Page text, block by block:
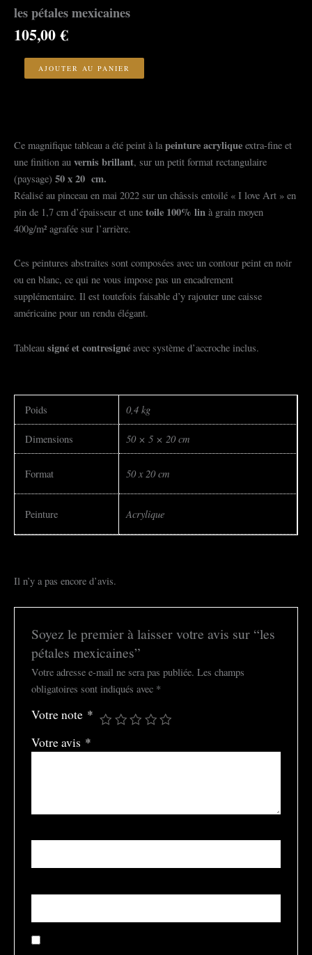
les pétales mexicaines
105,00€
AJOUTER AU PANIER
Ce magnifique tableau a été peint à la peinture acrylique extra-fine et
une finition au vernis brillant, sur un petit format rectangulaire
(paysage) 50x 20 cm.
Réalisé au pinceau en mai 2022 sur un châssis entoilé « I love Art » en
pin de 1,7 cm d’épaisseur et une toile 100% lin à grain moyen
400g/m² agrafée sur l’arrière.
Ces peintures abstraites sont composées avec un contour peint en noir
ou en blanc, ce qui ne vous impose pas un encadrement
supplémentaire. Il est toutefois faisable d’y rajouter une caisse
américaine pour un rendu élégant.
Tableau signé etcontresigné avec système d’accroche inclus.
Poids 0,4 kg
Dimensions 50 × 5 × 20 cm
Format 50 x 20 cm
Peinture Acrylique
Il n’y a pas encore d’avis.
Soyez le premier à laisser votre avis sur “les
pétales mexicaines”
Votre adresse e-mail ne sera pas publiée. Les champs
obligatoires sont indiqués avec *
Votre note *
Votre avis *